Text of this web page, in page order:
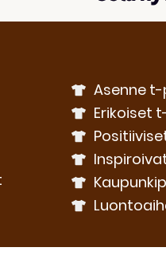
Asenne
Erikoiset